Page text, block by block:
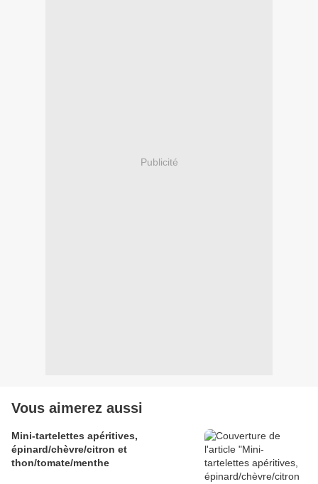
Publicité
Vous aimerez aussi
Mini-tartelettes apéritives,
épinard/chèvre/citron et
thon/tomate/menthe